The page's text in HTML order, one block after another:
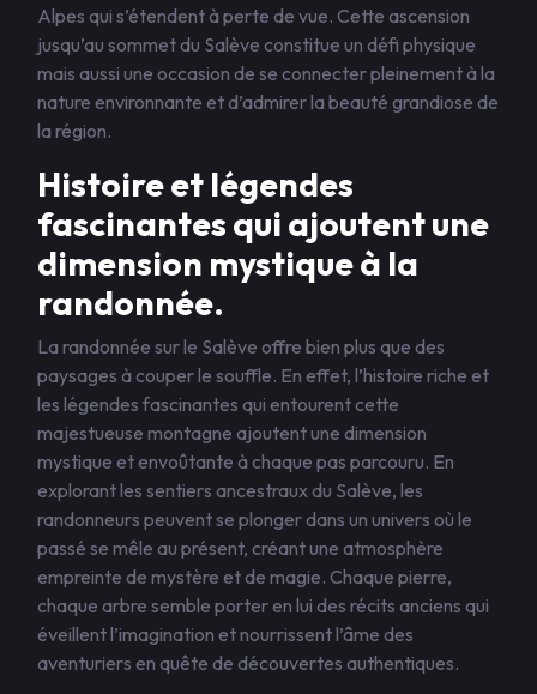
Alpes qui s’étendent à perte de vue. Cette ascension
jusqu’au sommet du Salève constitue un défi physique
mais aussi une occasion de se connecter pleinement à la
nature environnante et d’admirer la beauté grandiose de
la région.
Histoire et légendes
fascinantes qui ajoutent une
dimension mystique à la
randonnée.
La randonnée sur le Salève offre bien plus que des
paysages à couper le souffle. En effet, l’histoire riche et
les légendes fascinantes qui entourent cette
majestueuse montagne ajoutent une dimension
mystique et envoûtante à chaque pas parcouru. En
explorant les sentiers ancestraux du Salève, les
randonneurs peuvent se plonger dans un univers où le
passé se mêle au présent, créant une atmosphère
empreinte de mystère et de magie. Chaque pierre,
chaque arbre semble porter en lui des récits anciens qui
éveillent l’imagination et nourrissent l’âme des
aventuriers en quête de découvertes authentiques.